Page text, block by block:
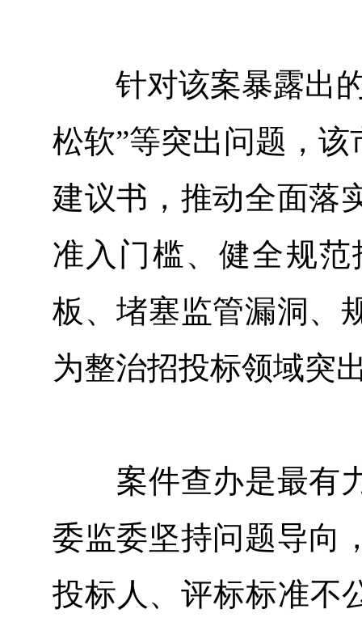
针对该案暴露出的
松软”等突出问题，
建议书，推动全面落
准入门槛、健全规
板、堵塞监管漏洞、
为整治招投标领域突
案件查办是最有力
委监委坚持问题导向
投标人、评标标准不